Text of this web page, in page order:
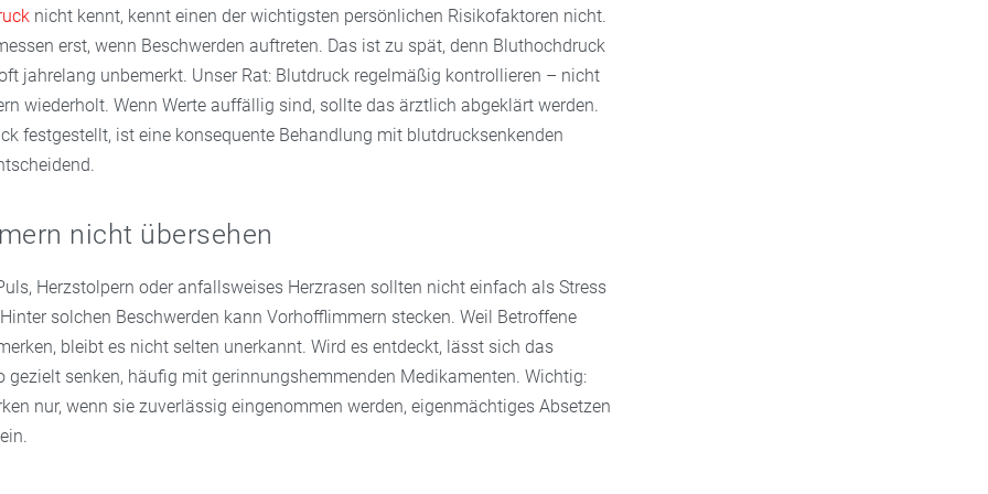
nicht kennt, kennt einen der wichtigsten persönlichen Risikofaktoren nicht.
erst, wenn Beschwerden auftreten. Das ist zu spät, denn Bluthochdruck
jahrelang unbemerkt. Unser Rat: Blutdruck regelmäßig kontrollieren – nicht
wiederholt. Wenn Werte auffällig sind, sollte das ärztlich abgeklärt werden.
festgestellt, ist eine konsequente Behandlung mit blutdrucksenkenden
nicht übersehen
Herzstolpern oder anfallsweises Herzrasen sollten nicht einfach als Stress
solchen Beschwerden kann Vorhofflimmern stecken. Weil Betroffene
bleibt es nicht selten unerkannt. Wird es entdeckt, lässt sich das
gezielt senken, häufig mit gerinnungshemmenden Medikamenten. Wichtig:
nur, wenn sie zuverlässig eingenommen werden, eigenmächtiges Absetzen